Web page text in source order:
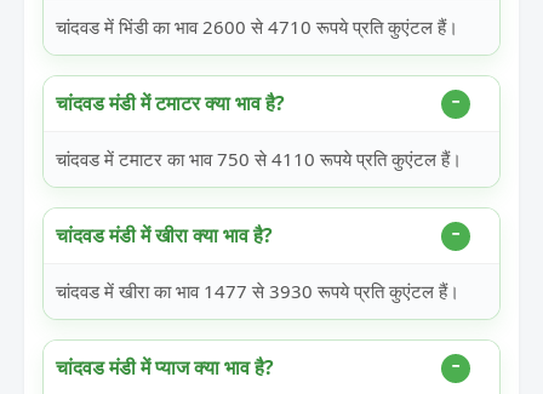
चांदवड में भिंडी का भाव 2600 से 4710 रूपये प्रति कुएंटल हैं।
चांदवड मंडी में टमाटर क्या भाव है?
चांदवड में टमाटर का भाव 750 से 4110 रूपये प्रति कुएंटल हैं।
चांदवड मंडी में खीरा क्या भाव है?
चांदवड में खीरा का भाव 1477 से 3930 रूपये प्रति कुएंटल हैं।
चांदवड मंडी में प्याज क्या भाव है?